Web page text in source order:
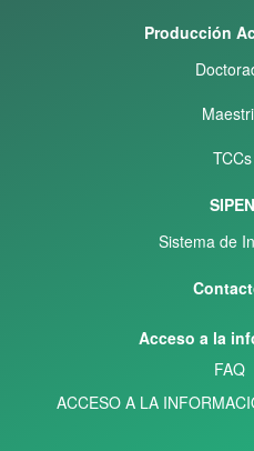
Producción
TCCs
SIPEN
Sistema de
Acceso a la
FAQ
ACCESO A LA